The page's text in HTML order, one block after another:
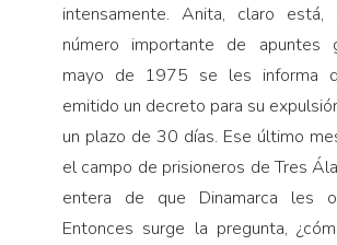
intensamente. Anita, claro está,
número importante de apuntes
mayo de 1975 se les informa
emitido un decreto para su
un plazo de 30 días. Ese último
el campo de prisioneros de Tres
entera de que Dinamarca les
Entonces surge la pregunta,